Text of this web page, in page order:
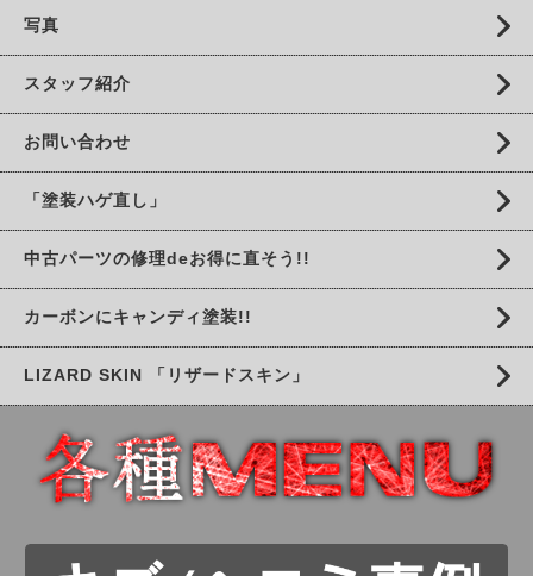
写真
スタッフ紹介
お問い合わせ
「塗装ハゲ直し」
中古パーツの修理deお得に直そう!!
カーボンにキャンディ塗装!!
LIZARD SKIN 「リザードスキン」